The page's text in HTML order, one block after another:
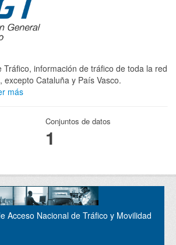
Tráfico, información de tráfico de toda la red
Cataluña y País Vasco.
más
Conjuntos de datos
1
Acceso Nacional de Tráfico y Movilidad